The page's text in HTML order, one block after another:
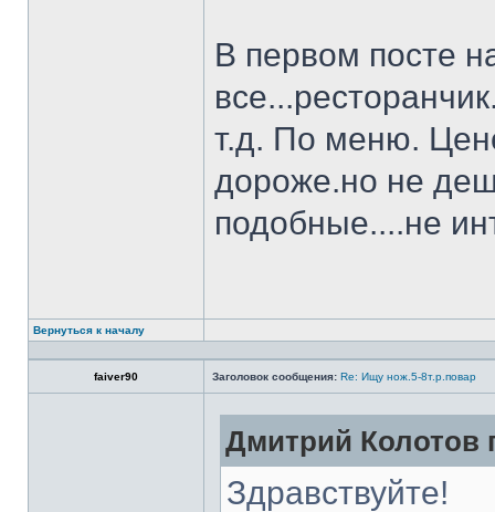
В первом посте
т.д. По меню.
дороже.но не
подобные....не
Вернуться к началу
faiver90 Заголовок сообщения: Re: Ищу нож.5-8т.р.повар
Дмитрий Колотов
Здравствуйте!